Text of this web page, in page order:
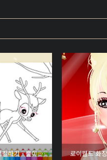
유리누리 외국동화 색칠하기 - 뿔이 원수 로이월드 화